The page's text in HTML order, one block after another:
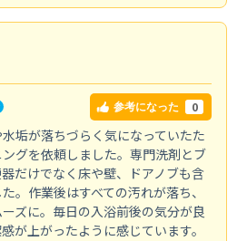
参考になった 0
垢が落ちづらく気になっていたた
グを依頼しました。専門洗剤とブ
だけでなく床や壁、ドアノブも含
。作業後はすべての汚れが落ち、
ズに。毎日の入浴前後の気分が良
が上がったように感じています。